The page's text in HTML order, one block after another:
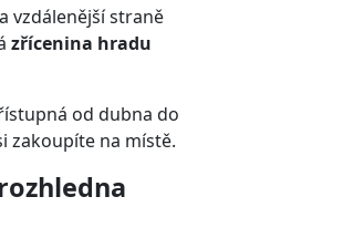
vzdálenější straně
zřícenina hradu
od dubna do
zakoupíte na místě.